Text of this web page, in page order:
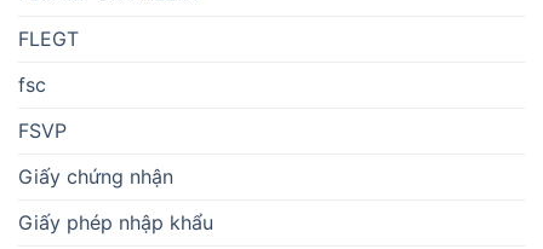
FLEGT
fsc
FSVP
Giấy chứng nhận
Giấy phép nhập khẩu